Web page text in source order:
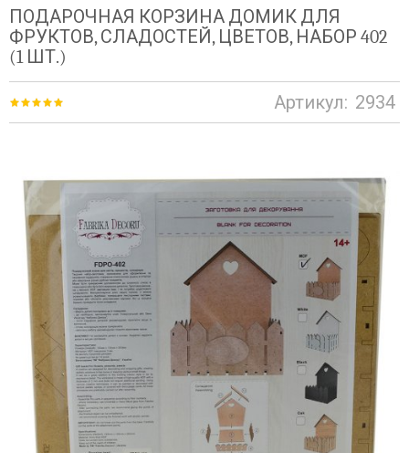
ПОДАРОЧНАЯ КОРЗИНА ДОМИК ДЛЯ
ФРУКТОВ, СЛАДОСТЕЙ, ЦВЕТОВ, НАБОР 402
(1 ШТ.)
Артикул: 2934